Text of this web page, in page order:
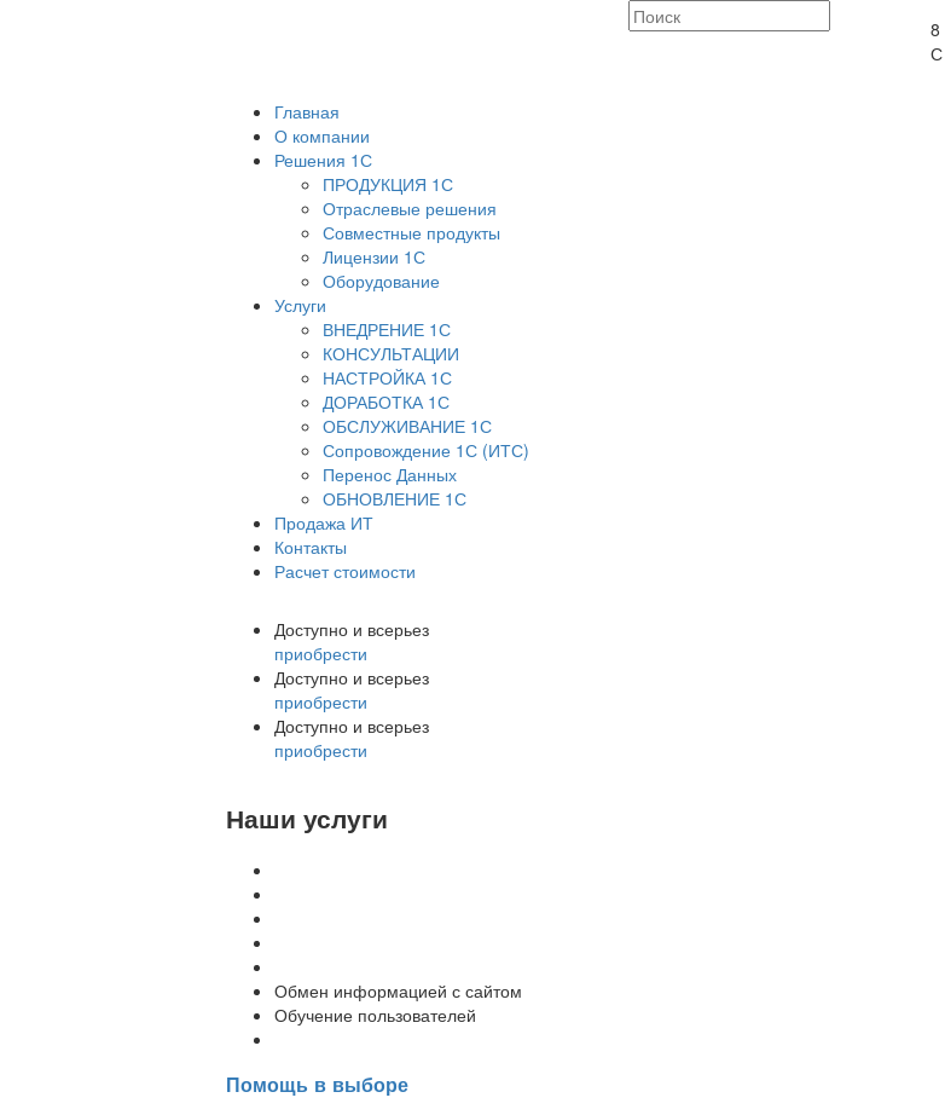
8
С
Главная
О компании
Решения 1С
ПРОДУКЦИЯ 1С
Отраслевые решения
Совместные продукты
Лицензии 1С
Оборудование
Услуги
ВНЕДРЕНИЕ 1С
КОНСУЛЬТАЦИИ
НАСТРОЙКА 1С
ДОРАБОТКА 1С
ОБСЛУЖИВАНИЕ 1С
Сопровождение 1С (ИТС)
Перенос Данных
ОБНОВЛЕНИЕ 1С
Продажа ИТ
Контакты
Расчет стоимости
Доступно и всерьез
приобрести
Доступно и всерьез
приобрести
Доступно и всерьез
приобрести
Наши услуги
Обмен информацией с сайтом
Обучение пользователей
Помощь в выборе